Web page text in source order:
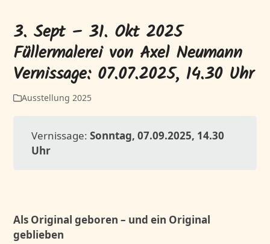
3. Sept – 31. Okt 2025
Füllermalerei von Axel Neumann
Vernissage: 07.07.2025, 14.30 Uhr
Ausstellung 2025
Vernissage:Sonntag, 07.09.2025, 14.30
Uhr
Als Original geboren – und ein Original
geblieben